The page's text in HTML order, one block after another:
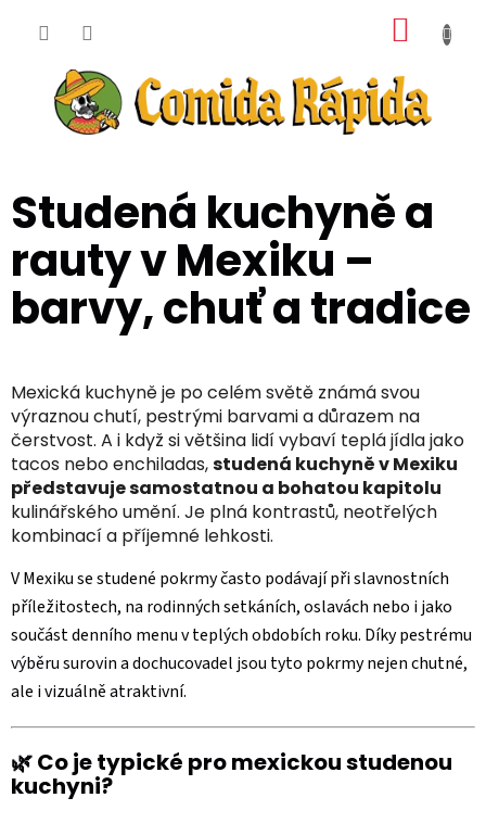
KOŠÍK
Studená kuchyně a
rauty v Mexiku –
barvy, chuť a tradice
Mexická kuchyně je po celém světě známá svou
výraznou chutí, pestrými barvami a důrazem na
čerstvost. A i když si většina lidí vybaví teplá jídla jako
tacos nebo enchiladas,studená kuchyně v Mexiku
představuje samostatnou a bohatou kapitolu
kulinářského umění. Je plná kontrastů, neotřelých
kombinací a příjemné lehkosti.
V Mexiku se studené pokrmy často podávají při slavnostních
příležitostech, na rodinných setkáních, oslavách nebo i jako
součást denního menu v teplých obdobích roku. Díky pestrému
výběru surovin a dochucovadel jsou tyto pokrmy nejen chutné,
ale i vizuálně atraktivní.
🌿 Co je typické pro mexickou studenou
kuchyni?